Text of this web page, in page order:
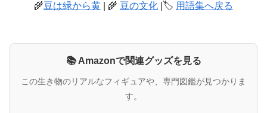
🌾豆は緑から黄 | 🌾 豆の文化 |🏷️ 用語集へ戻る
📚 Amazonで関連グッズを見る
この生き物のリアルなフィギュアや、専門図鑑が見つかりま
す。